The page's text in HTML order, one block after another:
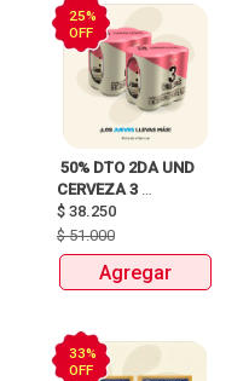
25%
OFF
50% DTO 2DA UND
CERVEZA 3
CORDILLERAS
ROSADA SIX PACK
LATAX269ml
$ 38.250
$51.000
Agregar
33%
OFF